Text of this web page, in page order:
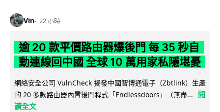
Vin 22 小時
逾 20 款平價路由器爆後門 每 35 秒自
動連線回中國 全球 10 萬用家私隱堪憂
網絡安全公司 VulnCheck 揭發中國智博通電子（Zbtlink）生產
的 20 多款路由器內置後門程式「Endlessdoors」（無盡...
閱
讀全文